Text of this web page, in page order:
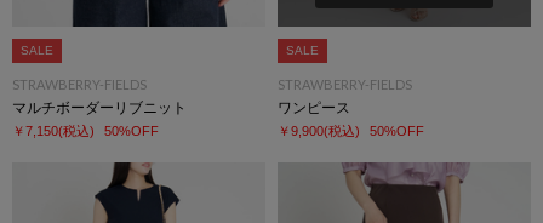
SALE
STRAWBERRY-FIELDS
マルチボーダーリブニット
￥7,150(税込) 50%OFF
SALE
STRAWBERRY-FIELDS
ワンピース
￥9,900(税込) 50%OFF